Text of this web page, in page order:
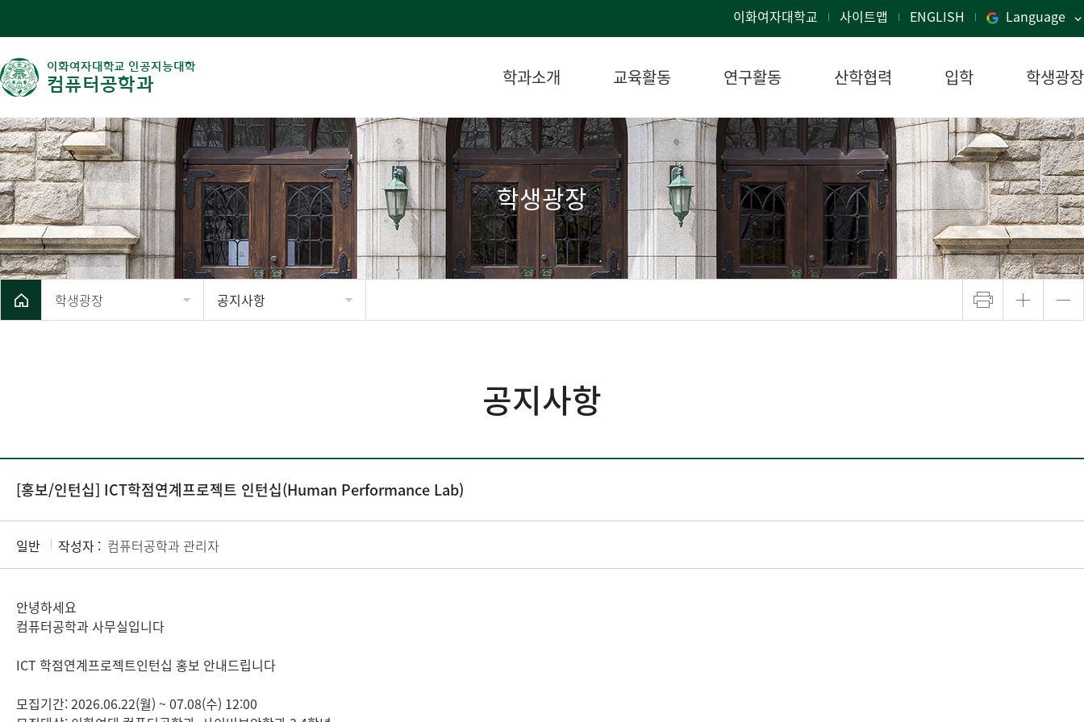
이화여자대학교 사이트맵 ENGLISH Language
이화여자대학교 인공지능대학
컴퓨터공학과 학과소개 교육활동 연구활동 산학협력 입학 학생광장
학생광장
학생광장 공지사항
공지사항
[홍보/인턴십] ICT학점연계프로젝트 인턴십(Human Performance Lab)
일반 작성자 : 컴퓨터공학과 관리자
안녕하세요
컴퓨터공학과 사무실입니다
ICT 학점연계프로젝트인턴십 홍보 안내드립니다
모집기간: 2026.06.22(월) ~ 07.08(수) 12:00